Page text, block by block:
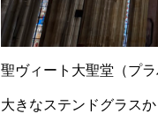
聖ヴィート大聖堂（プラ
大きなステンドグラス